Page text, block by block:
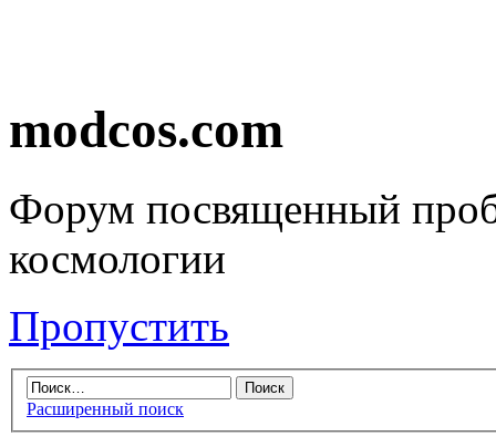
modcos.com
Форум посвященный
космологии
Пропустить
Расширенный поиск